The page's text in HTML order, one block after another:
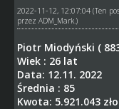
2022-11-12, 12:07:04 (Ten
przez ADM_Mark.)
Piotr Miodyński (
Wiek : 26 lat
Data: 12.11. 2022
Średnia : 85
Kwota: 5.921.043